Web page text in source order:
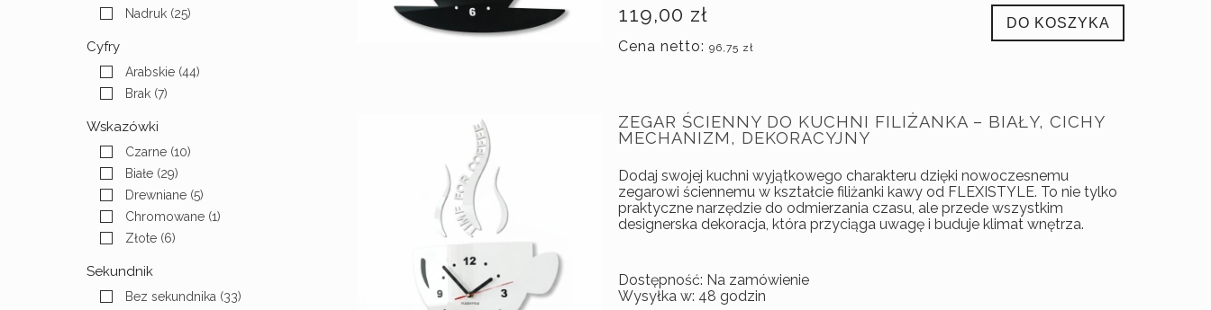
Nadruk (25)
Cyfry
Arabskie (44)
Brak (7)
Wskazówki
Czarne (10)
Białe (29)
Drewniane (5)
Chromowane (1)
Złote (6)
Sekundnik
Bez sekundnika (33)
119,00 zł
Cena netto:96,75 zł
DO KOSZYKA
ZEGAR ŚCIENNY DO KUCHNI FILIŻANKA – BIAŁY, CICHY
MECHANIZM, DEKORACYJNY
Dodaj swojej kuchni wyjątkowego charakteru dzięki nowoczesnemu
zegarowi ściennemu w kształcie filiżanki kawy od FLEXISTYLE. To nie tylko
praktyczne narzędzie do odmierzania czasu, ale przede wszystkim
designerska dekoracja, która przyciąga uwagę i buduje klimat wnętrza.
Dostępność: Na zamówienie
Wysyłka w: 48 godzin